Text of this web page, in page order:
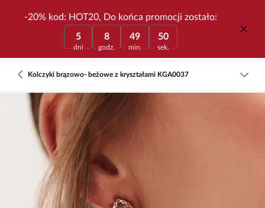
-20% kod: HOT20, Do końca promocji zostało:
5
dni
8
godz.
49
min.
50
sek.
Kolczyki brązowo- beżowe z kryształami KGA0037